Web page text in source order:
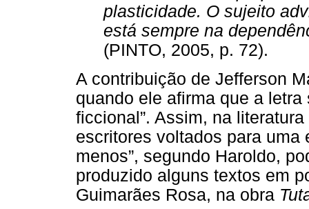
plasticidade. O sujeito
está sempre na
(PINTO, 2005, p. 72).
A contribuição de Jefferson
quando ele afirma que a
ficcional”. Assim, na
escritores voltados para uma
menos”, segundo Haroldo,
produzido alguns textos em
Guimarães Rosa, na obra